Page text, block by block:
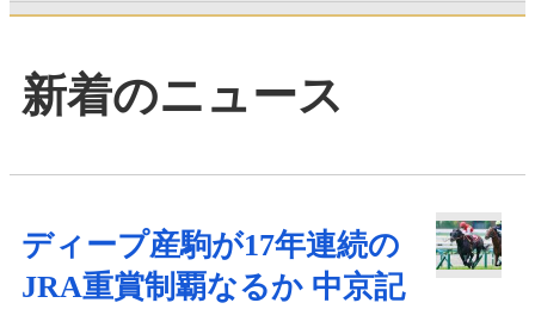
新着のニュース
ディープ産駒が17年連続の
JRA重賞制覇なるか 中京記